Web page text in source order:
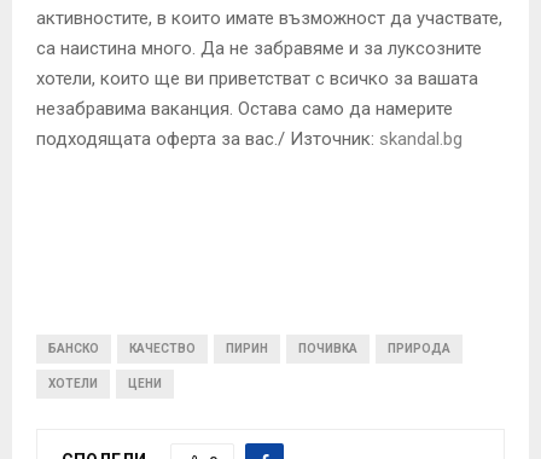
активностите, в които имате възможност да участвате,
са наистина много. Да не забравяме и за луксозните
хотели, които ще ви приветстват с всичко за вашата
незабравима ваканция. Остава само да намерите
подходящата оферта за вас./ Източник: skandal.bg
БАНСКО КАЧЕСТВО ПИРИН ПОЧИВКА ПРИРОДА
ХОТЕЛИ ЦЕНИ